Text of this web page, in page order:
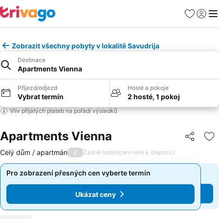
Oblíbené
Zobrazit všechny pobyty v lokalitě Savudrija
Destinace
Apartments Vienna
Příjezd/odjezd
Vybrat termín
Hosté a pokoje
2 hosté, 1 pokoj
Vliv přijatých plateb na pořadí výsledků
Apartments Vienna Sdílet
Celý dům / apartmán / Žádné hodnocení není k dispozici
Pro zobrazení přesných cen vyberte termín
Ukázat ceny
Pro zobrazení přesných cen vyberte termín
Ukázat ceny